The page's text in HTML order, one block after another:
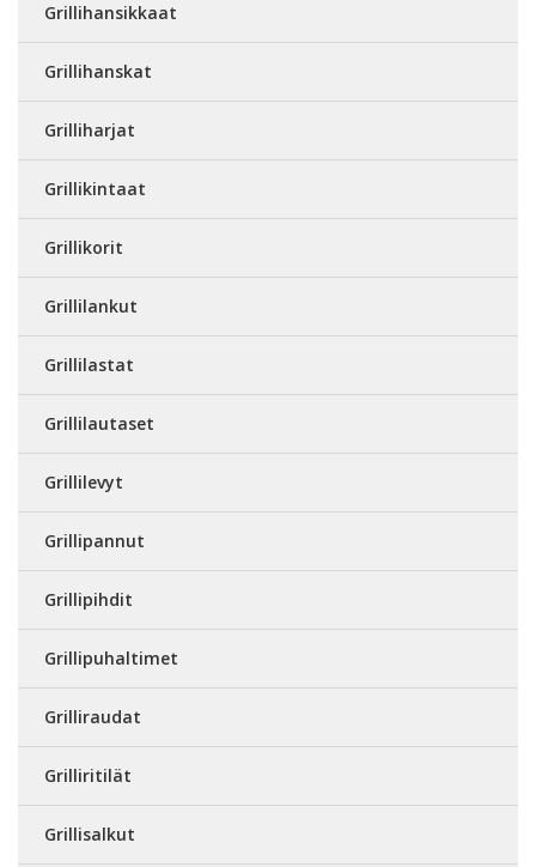
Grillihansikkaat
Grillihanskat
Grilliharjat
Grillikintaat
Grillikorit
Grillilankut
Grillilastat
Grillilautaset
Grillilevyt
Grillipannut
Grillipihdit
Grillipuhaltimet
Grilliraudat
Grilliritilät
Grillisalkut